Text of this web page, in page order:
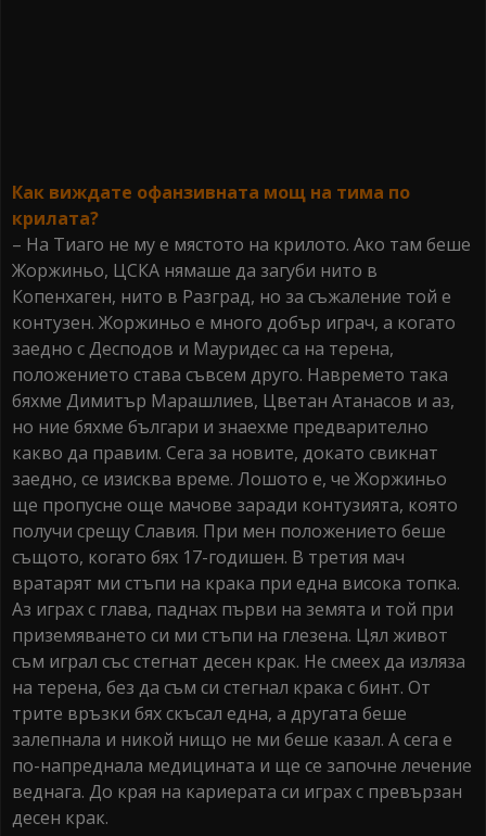
Как виждате офанзивната мощ на тима по
крилата?
– На Тиаго не му е мястото на крилото. Ако там беше
Жоржиньо, ЦСКА нямаше да загуби нито в
Копенхаген, нито в Разград, но за съжаление той е
контузен. Жоржиньо е много добър играч, а когато
заедно с Десподов и Мауридес са на терена,
положението става съвсем друго. Навремето така
бяхме Димитър Марашлиев, Цветан Атанасов и аз,
но ние бяхме българи и знаехме предварително
какво да правим. Сега за новите, докато свикнат
заедно, се изисква време. Лошото е, че Жоржиньо
ще пропусне още мачове заради контузията, която
получи срещу Славия. При мен положението беше
същото, когато бях 17-годишен. В третия мач
вратарят ми стъпи на крака при една висока топка.
Аз играх с глава, паднах първи на земята и той при
приземяването си ми стъпи на глезена. Цял живот
съм играл със стегнат десен крак. Не смеех да изляза
на терена, без да съм си стегнал крака с бинт. От
трите връзки бях скъсал една, а другата беше
залепнала и никой нищо не ми беше казал. А сега е
по-напреднала медицината и ще се започне лечение
веднага. До края на кариерата си играх с превързан
десен крак.